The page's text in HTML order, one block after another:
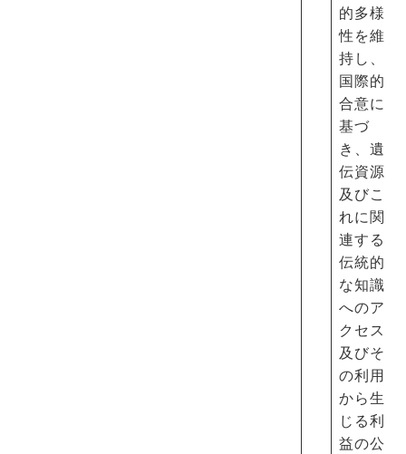
的多様
性を維
持し、
国際的
合意に
基づ
き、遺
伝資源
及びこ
れに関
連する
伝統的
な知識
へのア
クセス
及びそ
の利用
から生
じる利
益の公